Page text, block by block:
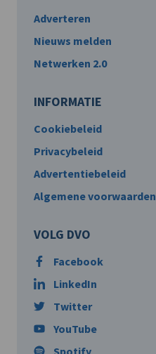
Adverteren
Nieuws melden
Netwerken 2.0
INFORMATIE
Cookiebeleid
Privacybeleid
Advertentiebeleid
Algemene voorwaarden
VOLG DVO
Facebook
LinkedIn
Twitter
YouTube
Spotify